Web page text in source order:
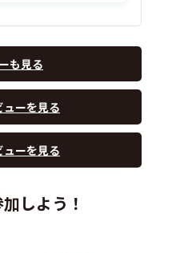
も見る
ーを見る
ーを見る
しよう！